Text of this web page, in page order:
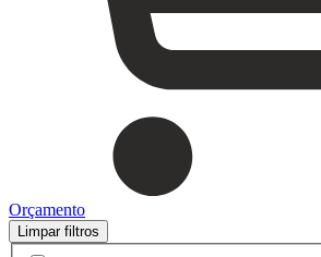
Orçamento
Limpar filtros